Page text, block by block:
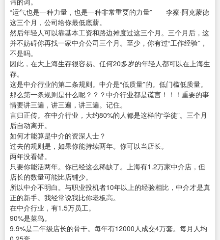
“运气也是一种力量，也是一种非常重要的力量”——李察·阿克蒙德
这三个月，公司给你最低底薪。
然后年轻人可以靠基本工资和路边摊度过这三个月。三个月后，这
并不妨碍你再找一家中介公司三个月。至少，你有过“工作经验”，
不是吗。
因此，在大上海生存很容易。任何20多岁的年轻人都可以在上海生
存。
这是中介行业的第二条规则。中介是“低质量”的。低门槛低质量。
那么第一条规则是什么呢？？？中介行业都是谎言！！！重要的事
情要讲三遍，讲三遍，讲三遍。记住。
言归正传。在中介行业，大约80%的人都是这样的“学徒”。三个月
后自动离开。
如何才能算是中介的资深人士？
过去的规则是，如果你能持续两年。你可以当店长。
两年没看错。
只要你能活两年。你已经这么稀缺了。上海有1.2万家中介店，但
店长的数量可能比店铺少。
所以中介不明白。与职业投机者10年以上的经验相比，中介才是真
正的新手。我经常说我比你老板高。
在中介行业，有1.5万员工。
90%是菜鸟。
9.9%是二年级店长的骨干。每年有12000人成交4万套。每月人均